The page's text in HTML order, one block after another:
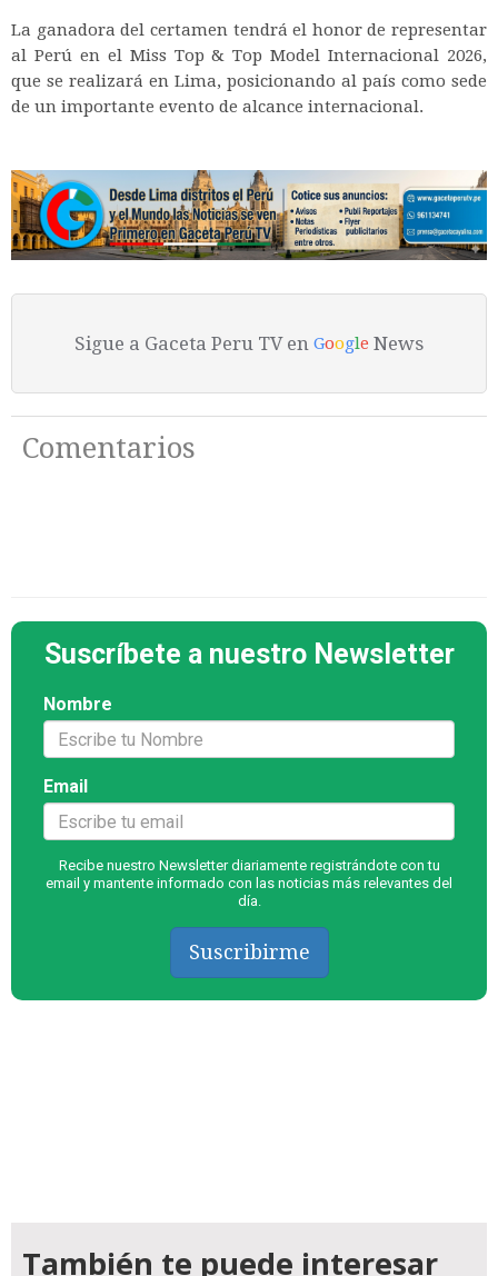
La ganadora del certamen tendrá el honor de representar
al Perú en el Miss Top & Top Model Internacional 2026,
que se realizará en Lima, posicionando al país como sede
de un importante evento de alcance internacional.
Sigue a Gaceta Peru TV en Google News
Comentarios
Suscríbete a nuestro Newsletter
Nombre
Email
Recibe nuestro Newsletter diariamente registrándote con tu
email y mantente informado con las noticias más relevantes del
día.
Suscribirme
También te puede interesar